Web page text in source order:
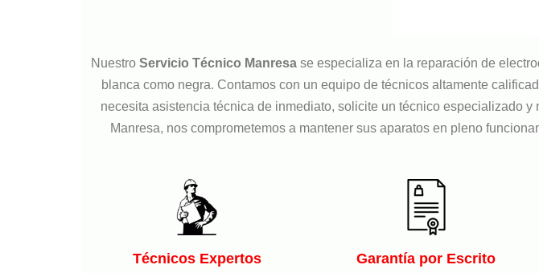
Nuestro Servicio Técnico Manresa se especializa en la reparación de
blanca como negra. Contamos con un equipo de técnicos altamente
necesita asistencia técnica de inmediato, solicite un técnico especializado
Manresa, nos comprometemos a mantener sus aparatos en pleno
Técnicos Expertos Garantía por Escrito